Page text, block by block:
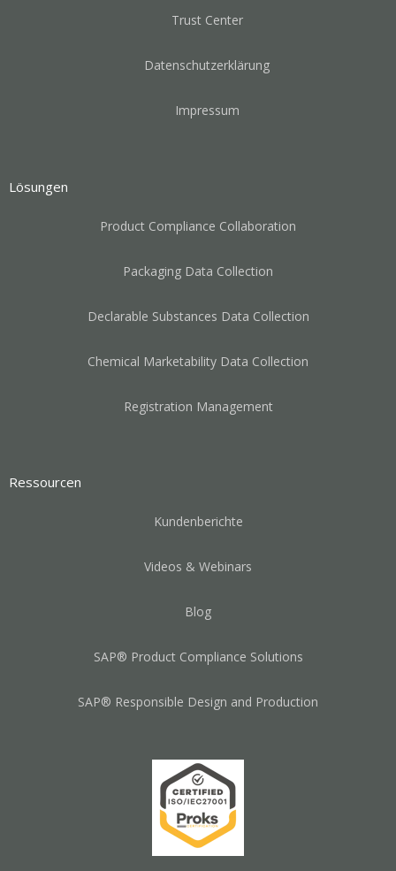
Trust Center
Datenschutzerklärung
Impressum
Lösungen
Product Compliance Collaboration
Packaging Data Collection
Declarable Substances Data Collection
Chemical Marketability Data Collection
Registration Management
Ressourcen
Kundenberichte
Videos & Webinars
Blog
SAP® Product Compliance Solutions
SAP® Responsible Design and Production